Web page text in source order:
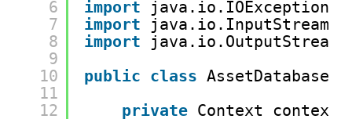
6
7
8
9
10
11
12
import
java.io.IOException;
import
java.io.InputStream;
import
java.io.OutputStream;
public class
private Context context;